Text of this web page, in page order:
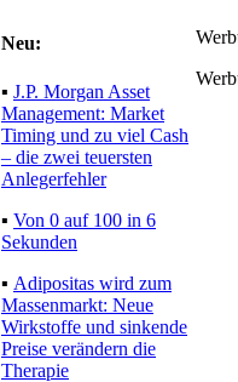
Neu:
▪ J.P. Morgan Asset
Management: Market
Timing und zu viel Cash
– die zwei teuersten
Anlegerfehler
▪ Von 0 auf 100 in 6
Sekunden
▪ Adipositas wird zum
Massenmarkt: Neue
Wirkstoffe und sinkende
Preise verändern die
Therapie